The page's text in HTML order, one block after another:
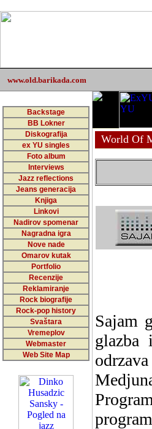
www.old.barikada.com
Backstage
BB Lokner
Diskografija
ex YU singles
Foto album
Interviews
Jazz reflections
Jeans generacija
Knjiga
Linkovi
Nadirov spomenar
Nagradna igra
Nove nade
Omarov kutak
Portfolio
Recenzije
Reklamiranje
Rock biografije
Rock-pop history
Svaštara
Vremeplov
Webmaster
Web Site Map
World Of
Sajam
glazba